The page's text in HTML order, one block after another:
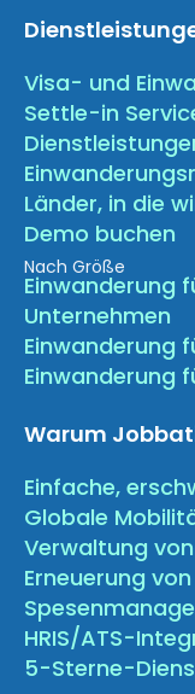
Visa- und
Settle-in
Länder, in die
Demo buchen
Nach Größe
Einwanderung
Unternehmen
Einwanderung
Einwanderung
Warum
Einfache,
Globale
Verwaltung
Erneuerung
HRIS/ATS-
5-Sterne-